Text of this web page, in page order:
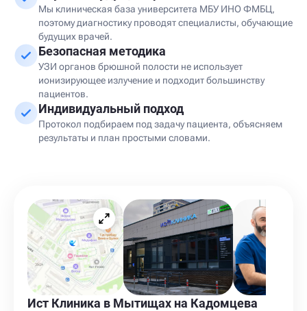
Мы клиническая база университета МБУ ИНО ФМБЦ,
поэтому диагностику проводят специалисты, обучающие
будущих врачей.
Безопасная методика
УЗИ органов брюшной полости не использует
ионизирующее излучение и подходит большинству
пациентов.
Индивидуальный подход
Протокол подбираем под задачу пациента, объясняем
результаты и план простыми словами.
Ист Клиника в Мытищах на Кадомцева